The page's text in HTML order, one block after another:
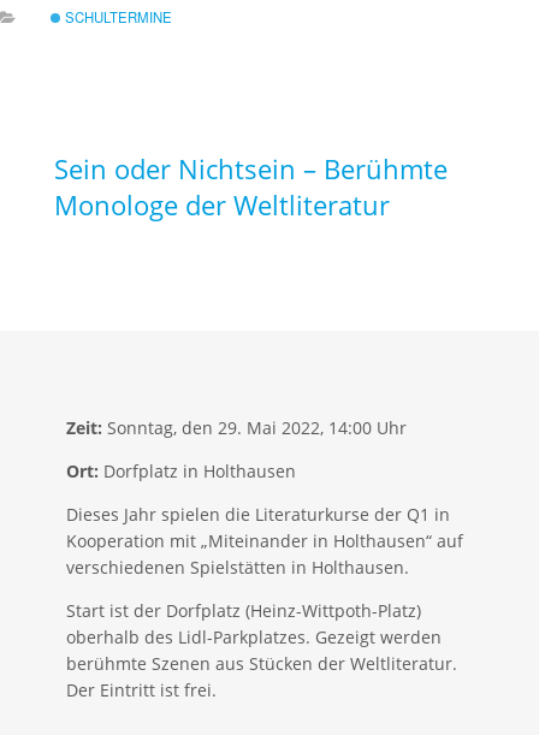
SCHULTERMINE
Sein oder Nichtsein – Berühmte
Monologe der Weltliteratur
Zeit: Sonntag, den 29. Mai 2022, 14:00 Uhr
Ort: Dorfplatz in Holthausen
Dieses Jahr spielen die Literaturkurse der Q1 in
Kooperation mit „Miteinander in Holthausen“ auf
verschiedenen Spielstätten in Holthausen.
Start ist der Dorfplatz (Heinz-Wittpoth-Platz)
oberhalb des Lidl-Parkplatzes. Gezeigt werden
berühmte Szenen aus Stücken der Weltliteratur.
Der Eintritt ist frei.